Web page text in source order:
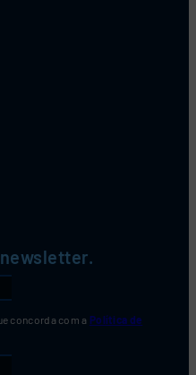
concorda com a Política de